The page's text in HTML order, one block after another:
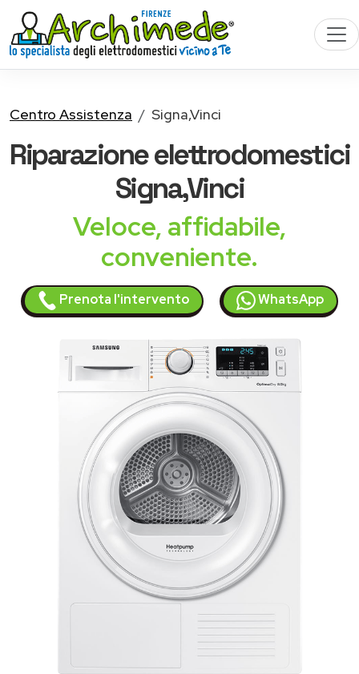
Centro Assistenza Signa,Vinci
Riparazioneelettrodomestici
Signa,Vinci
Veloce, affidabile,
conveniente.
Prenota l'intervento WhatsApp